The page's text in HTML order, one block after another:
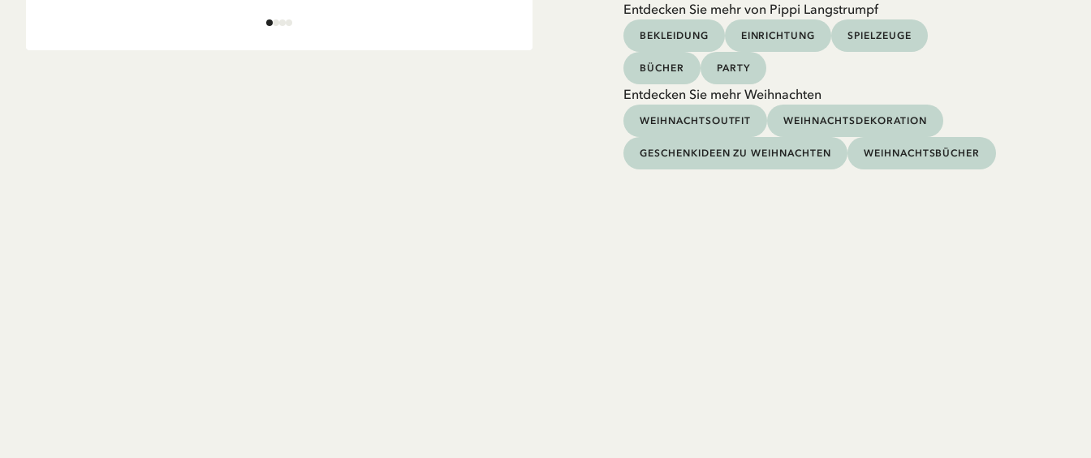
Entdecken Sie mehr von Pippi Langstrumpf
BEKLEIDUNG EINRICHTUNG SPIELZEUGE
BÜCHER PARTY
Entdecken Sie mehr Weihnachten
WEIHNACHTSOUTFIT WEIHNACHTSDEKORATION
GESCHENKIDEEN ZU WEIHNACHTEN WEIHNACHTSBÜCHER